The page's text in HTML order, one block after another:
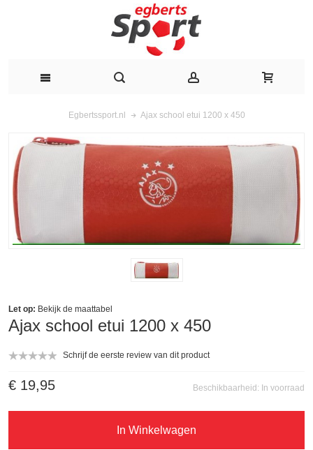
Egbertssport.nl Ajax school etui 1200 x 450
Ajax school etui 1200 x 450
Schrijf de eerste review van dit product
Beschikbaarheid: In voorraad
€ 19,95
In Winkelwagen
Let op: Bekijk de maattabel